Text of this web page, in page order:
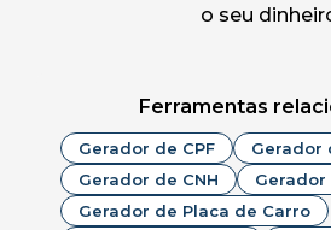
o seu
Ferramentas
Gerador de CPF
Gerador
Gerador de CNH
Gerador
Gerador de Placa de Carro